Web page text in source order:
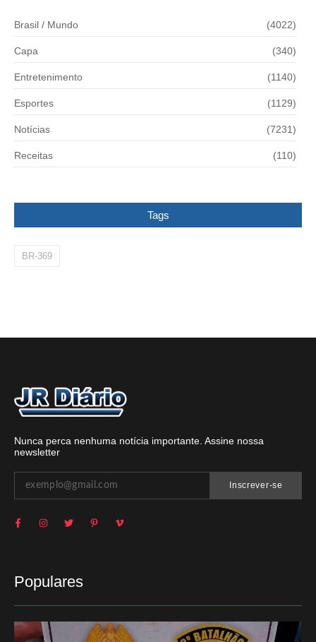
Brasil / Mundo (4022)
Capa (340)
Entretenimento (1140)
Esportes (1129)
Notícias (7231)
Receitas (110)
Tags
BR-369
Nunca perca nenhuma notícia importante. Assine nossa
newsletter
Inscrever-se
Populares